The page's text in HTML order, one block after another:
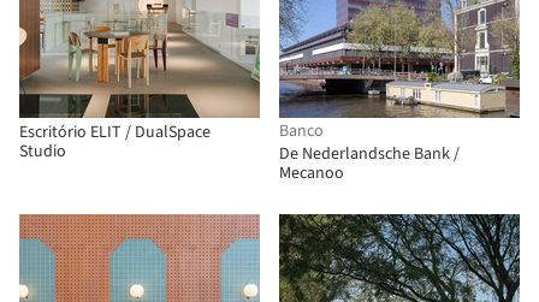
Escritório ELIT / DualSpace
Studio
Banco
De Nederlandsche Bank /
Mecanoo